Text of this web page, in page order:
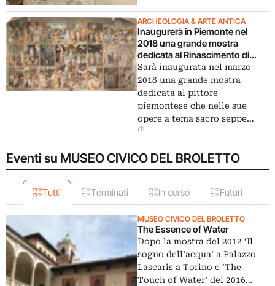
ARCHEOLOGIA & ARTE ANTICA
Inaugurerà in Piemonte nel
2018 una grande mostra
dedicata al Rinascimento di
Gaudenzio Ferrari
Sarà inaugurata nel marzo
2018 una grande mostra
dedicata al pittore
piemontese che nelle sue
opere a tema sacro seppe…
di
Eventi su MUSEO CIVICO DEL BROLETTO
Tutti Terminati In corso Futuri
MUSEO CIVICO DEL BROLETTO
The Essence of Water
Dopo la mostra del 2012 ‘Il
sogno dell’acqua’ a Palazzo
Lascaris a Torino e ‘The
Touch of Water’ del 2016…